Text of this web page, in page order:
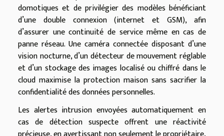
domotiques et de privilégier des modèles bénéficiant
d’une double connexion (internet et GSM), afin
d’assurer une continuité de service même en cas de
panne réseau. Une caméra connectée disposant d’une
vision nocturne, d’un détecteur de mouvement réglable
et d’un stockage des images localisé ou chiffré dans le
cloud maximise la protection maison sans sacrifier la
confidentialité des données personnelles.
Les alertes intrusion envoyées automatiquement en
cas de détection suspecte offrent une réactivité